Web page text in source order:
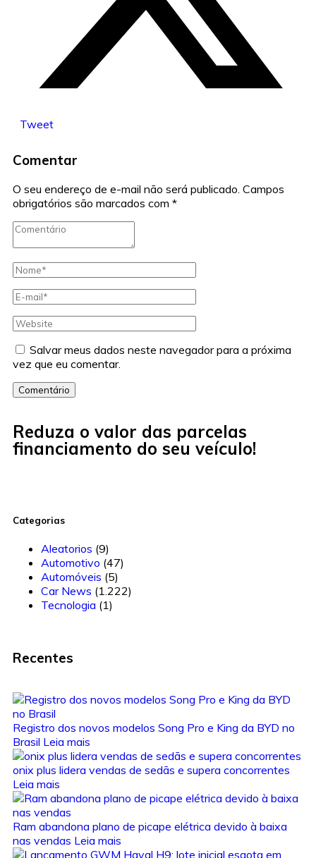
Tweet
Comentar
O seu endereço de e-mail não será publicado. Campos
obrigatórios são marcados com *
Salvar meus dados neste navegador para a próxima
vez que eu comentar.
Comentário
Reduza o valor das parcelas
financiamento do seu veículo!
Categorias
Aleatorios (9)
Automotivo (47)
Automóveis (5)
Car News (1.222)
Tecnologia (1)
Recentes
Registro dos novos modelos Song Pro e King da BYD no
Brasil Leia mais
onix plus lidera vendas de sedãs e supera concorrentes
Leia mais
Ram abandona plano de picape elétrica devido à baixa
nas vendas Leia mais